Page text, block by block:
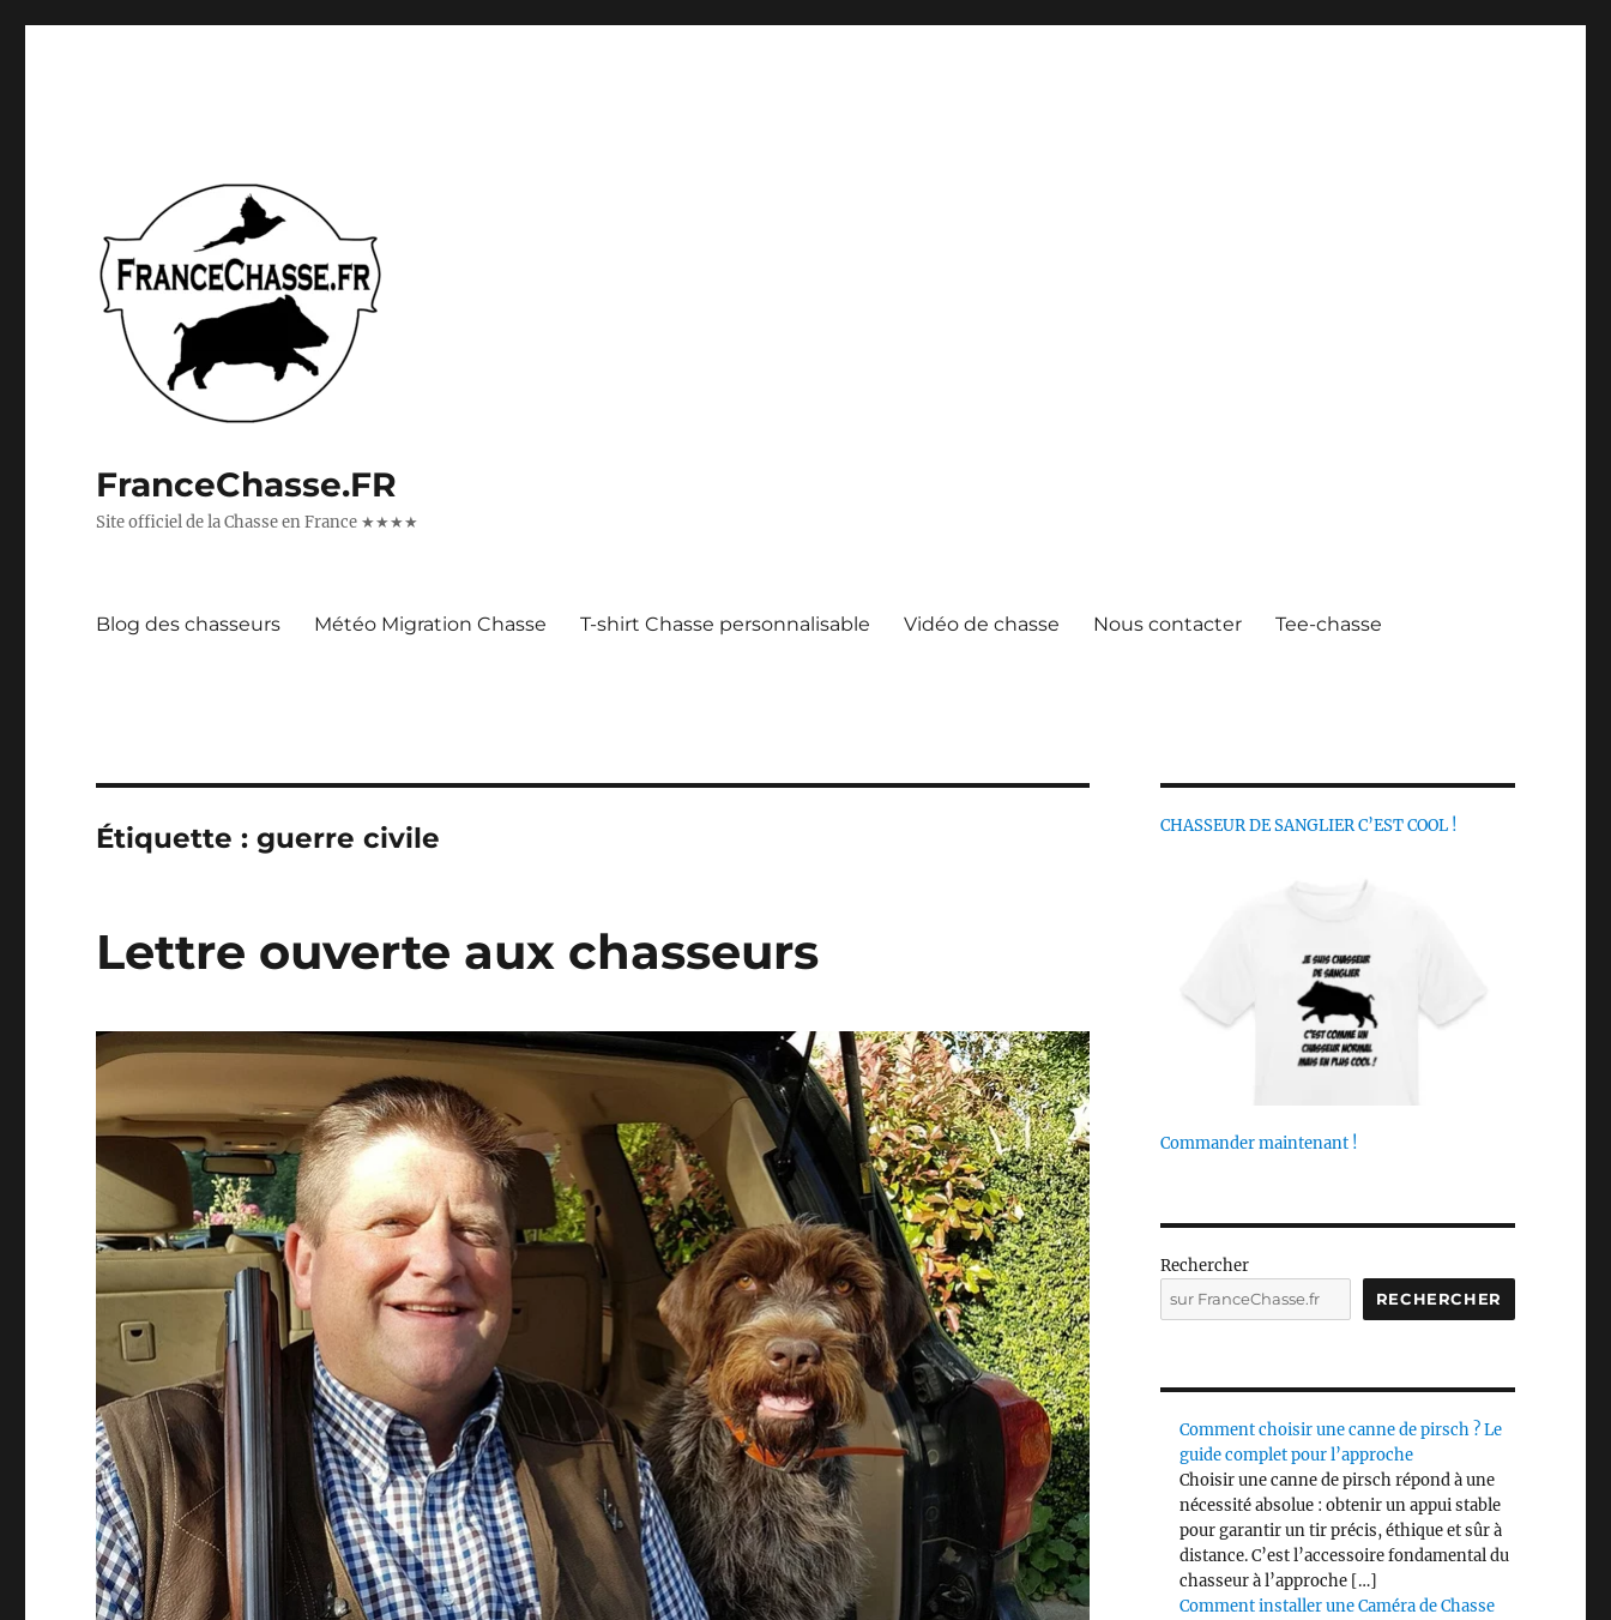
FranceChasse.FR
Site officiel de la Chasse en France ★★★★
Blog des chasseurs Météo Migration Chasse T-shirt Chasse personnalisable Vidéo de chasse Nous contacter Tee-chasse
Étiquette :guerre civile
Lettre ouverte aux chasseurs
CHASSEUR DE SANGLIER C’EST COOL !
Commander maintenant !
Rechercher
RECHERCHER
Comment choisir une canne de pirsch ? Le
guide complet pour l’approche
Choisir une canne de pirsch répond à une
nécessité absolue : obtenir un appui stable
pour garantir un tir précis, éthique et sûr à
distance. C’est l’accessoire fondamental du
chasseur à l’approche […]
Comment installer une Caméra de Chasse